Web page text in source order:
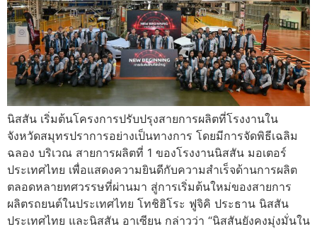
นิสสัน เริ่มต้นโครงการปรับปรุงสายการผลิตที่โรงงานใน
จังหวัดสมุทรปราการอย่างเป็นทางการ โดยมีการจัดพิธีเฉลิม
ฉลอง บริเวณ สายการผลิตที่ 1 ของโรงงานนิสสัน มอเตอร์
ประเทศไทย เพื่อแสดงความยินดีกับความสำเร็จด้านการผลิต
ตลอดหลายทศวรรษที่ผ่านมา สู่การเริ่มต้นใหม่ของสายการ
ผลิตรถยนต์ในประเทศไทย โทชิฮิโระ ฟูจิคิ ประธาน นิสสัน
ประเทศไทย และนิสสัน อาเซียน กล่าวว่า “นิสสันยังคงมุ่งมั่นใน